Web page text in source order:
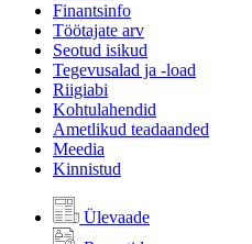
Finantsinfo
Töötajate arv
Seotud isikud
Tegevusalad ja -load
Riigiabi
Kohtulahendid
Ametlikud teadaanded
Meedia
Kinnistud
Ülevaade